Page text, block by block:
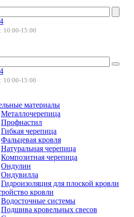
10:00-15:00
10:00-15:00
материалы
Металлочерепица
Профнастил
Гибкая черепица
Фальцевая кровля
Натуральная черепица
Композитная черепица
Ондулин
Ондувилла
Гидроизоляция для плоской кровли
кровли
Водосточные системы
Подшива кровельных свесов